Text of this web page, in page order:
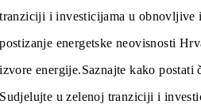
tranziciji i investicijama u obnovljive
postizanje energetske neovisnosti
izvore energije.Saznajte kako
Sudjelujte u zelenoj tranziciji i